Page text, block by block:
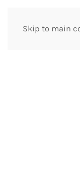
Skip to main